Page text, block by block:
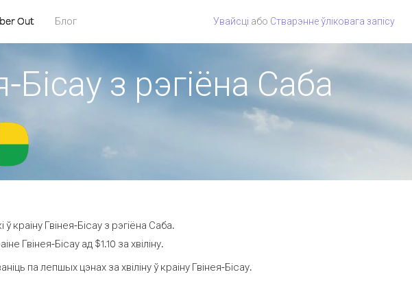
Out Блог Увайсці або Стварэнне ўліковага запісу
Бісау з рэгіёна Саба
Гвінея-Бісау з рэгіёна Саба.
Гвінея-Бісау ад $1.10 за хвіліну.
па лепшых цэнах за хвіліну ў краіну Гвінея-Бісау.